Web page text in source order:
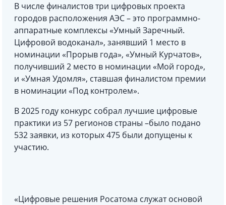
В числе финалистов три цифровых проекта
городов расположения АЭС – это программно-
аппаратные комплексы «Умный Заречный.
Цифровой водоканал», занявший 1 место в
номинации «Прорыв года», «Умный Курчатов»,
получивший 2 место в номинации «Мой город»,
и «Умная Удомля», ставшая финалистом премии
в номинации «Под контролем».
В 2025 году конкурс собрал лучшие цифровые
практики из 57 регионов страны –было подано
532 заявки, из которых 475 были допущены к
участию.
«Цифровые решения Росатома служат основой